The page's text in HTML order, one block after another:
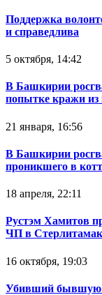
Поддержка
и справедлива
5 октября, 14:42
В Башкирии
попытке кражи из
21 января, 16:56
В Башкирии
проникшего в
18 апреля, 22:11
Рустэм Хамитов
ЧП в
16 октября, 19:03
Убивший бывшую